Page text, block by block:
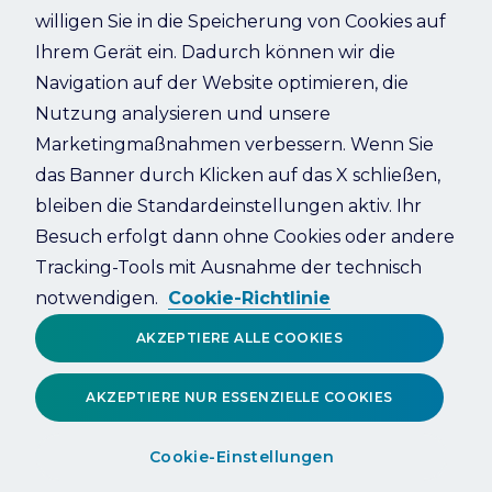
Refresh
willigen Sie in die Speicherung von Cookies auf
Ihrem Gerät ein. Dadurch können wir die
Navigation auf der Website optimieren, die
Nutzung analysieren und unsere
Marketingmaßnahmen verbessern. Wenn Sie
das Banner durch Klicken auf das X schließen,
bleiben die Standardeinstellungen aktiv. Ihr
Besuch erfolgt dann ohne Cookies oder andere
Tracking-Tools mit Ausnahme der technisch
notwendigen. Cookie-Richtlinie
Cookie-Einstellungen
AKZEPTIERE NUR ESSENZIELLE COOKIES
AKZEPTIERE ALLE COOKIES